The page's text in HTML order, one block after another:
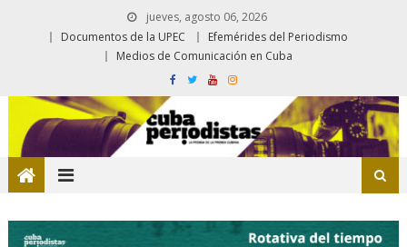
jueves, agosto 06, 2026
Documentos de la UPEC
Efemérides del Periodismo
Medios de Comunicación en Cuba